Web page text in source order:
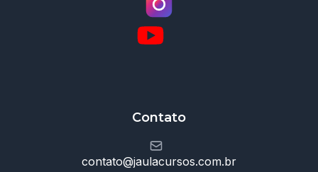
Contato
contato@jaulacursos.com.br